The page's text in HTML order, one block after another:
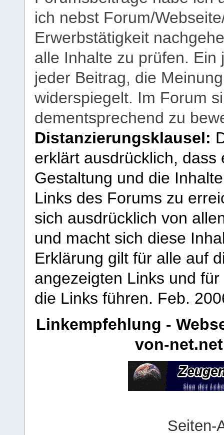
ich nebst Forum/
Erwerbstätigkeit
alle Inhalte zu prüfen.
jeder Beitrag, die
widerspiegelt. Im Forum
dementsprechend zu
Distanzierungsklausel:
erklärt ausdrücklich,
Gestaltung und die
Links des Forums zu
sich ausdrücklich von
und macht sich diese
Erklärung gilt für alle auf
angezeigten Links und
die Links führen. Feb.
Linkempfehlung -
von-net.net
Seiten-